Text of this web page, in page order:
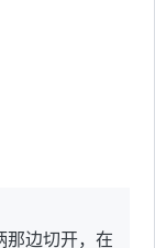
边切开，在